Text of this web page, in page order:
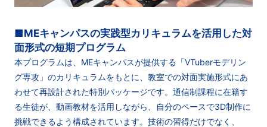
■MEキャンパスの実践型カリキュラムを活用した対
面形式の短期プログラム
本プログラムは、MEキャンパスが提供する「VTuberモデリン
グ専攻」のカリキュラムをもとに、教室での対面実施形式にあ
わせて再設計された特別パッケージです。通信制課程に在籍す
る生徒が、動画教材を活用しながら、自分のペースで3D制作に
挑戦できるよう構成されています。技術の習得だけでなく、